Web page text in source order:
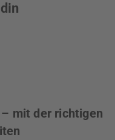
mit der richtigen